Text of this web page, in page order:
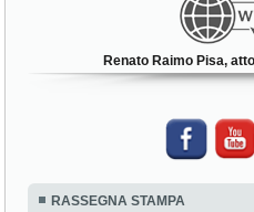
Renato Raimo Pisa,
RASSEGNA STAMPA